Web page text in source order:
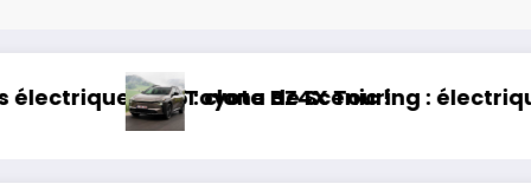
: électrique et baroudeur !Essai Swapa ZIP :